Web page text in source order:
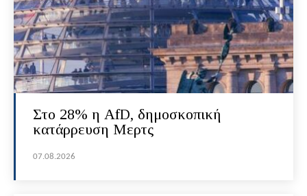
Στο 28% η AfD, δημοσκοπική
κατάρρευση Μερτς
07.08.2026